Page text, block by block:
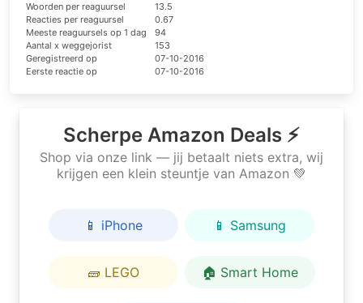
Woorden per reaguursel
13.5
Reacties per reaguursel
0.67
Meeste reaguursels op 1 dag
94
Aantal x weggejorist
153
Geregistreerd op
07-10-2016
Eerste reactie op
07-10-2016
Scherpe Amazon Deals ⚡
Shop via onze link — jij betaalt niets extra, wij
krijgen een klein steuntje van Amazon 💚
📱 iPhone 📱 Samsung
🧱 LEGO 🏠 Smart Home